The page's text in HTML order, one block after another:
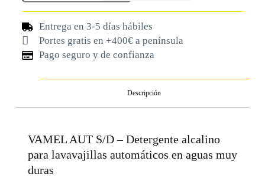
Entrega en 3-5 días hábiles
Portes gratis en +400€ a península
Pago seguro y de confianza
Descripción
VAMEL AUT S/D – Detergente alcalino
para lavavajillas automáticos en aguas muy
duras